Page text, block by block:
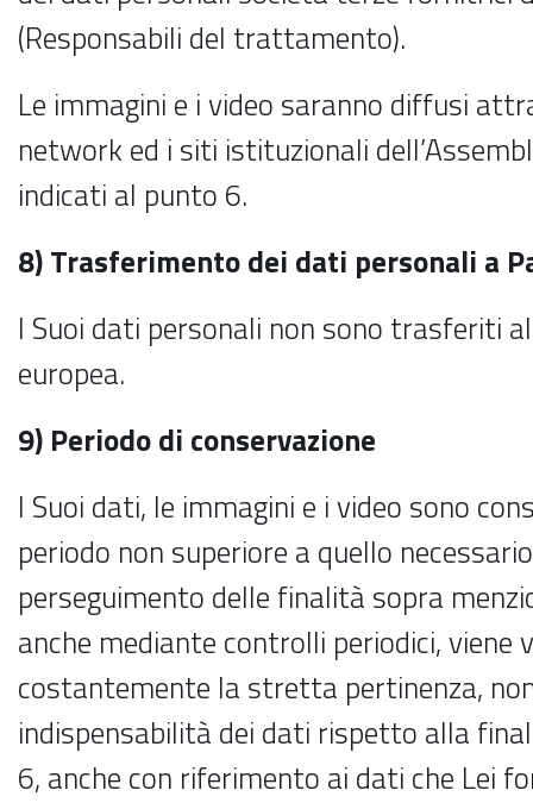
(Responsabili del trattamento).
Le immagini e i video saranno diffusi
network ed i siti istituzionali
indicati al punto 6.
8) Trasferimento dei dati personali a
I Suoi dati personali non sono trasferiti
europea.
9) Periodo di conservazione
I Suoi dati, le immagini e i video sono
periodo non superiore a quello
perseguimento delle finalità sopra
anche mediante controlli periodici, viene
costantemente la stretta pertinenza,
indispensabilità dei dati rispetto alla
6, anche con riferimento ai dati che Lei